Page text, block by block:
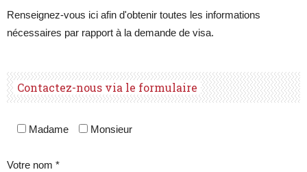
Renseignez-vous ici afin d'obtenir toutes les informations
nécessaires par rapport à la demande de visa.
Contactez-nous via le formulaire
Madame Monsieur
Votre nom *